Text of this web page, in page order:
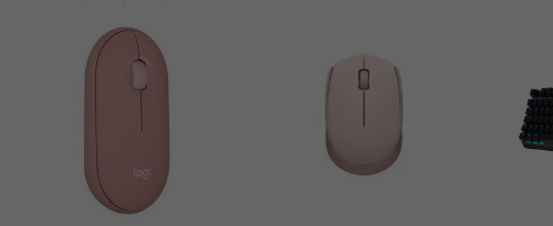
Pilha Inclusa - Rosa 910-
007048